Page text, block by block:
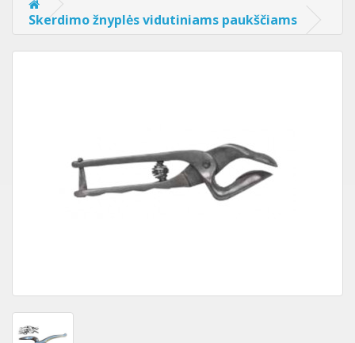
Skerdimo žnyplės vidutiniams paukščiams